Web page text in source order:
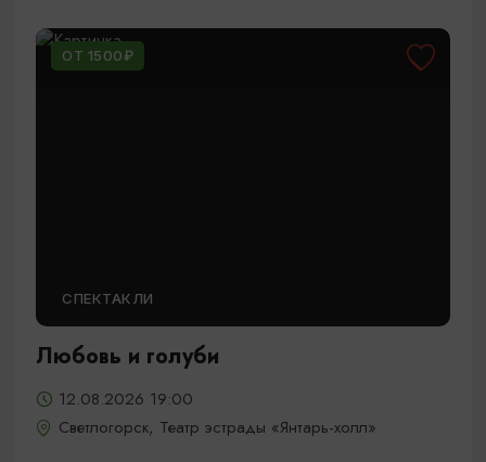
ОТ 1500₽
СПЕКТАКЛИ
Любовь и голуби
12.08.2026 19:00
Светлогорск, Театр эстрады «Янтарь-холл»